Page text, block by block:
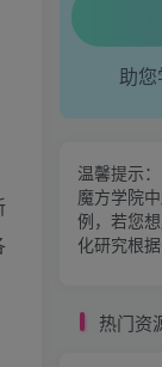
助
温馨提示：
魔方学院
例，若您
化研究根
热门资